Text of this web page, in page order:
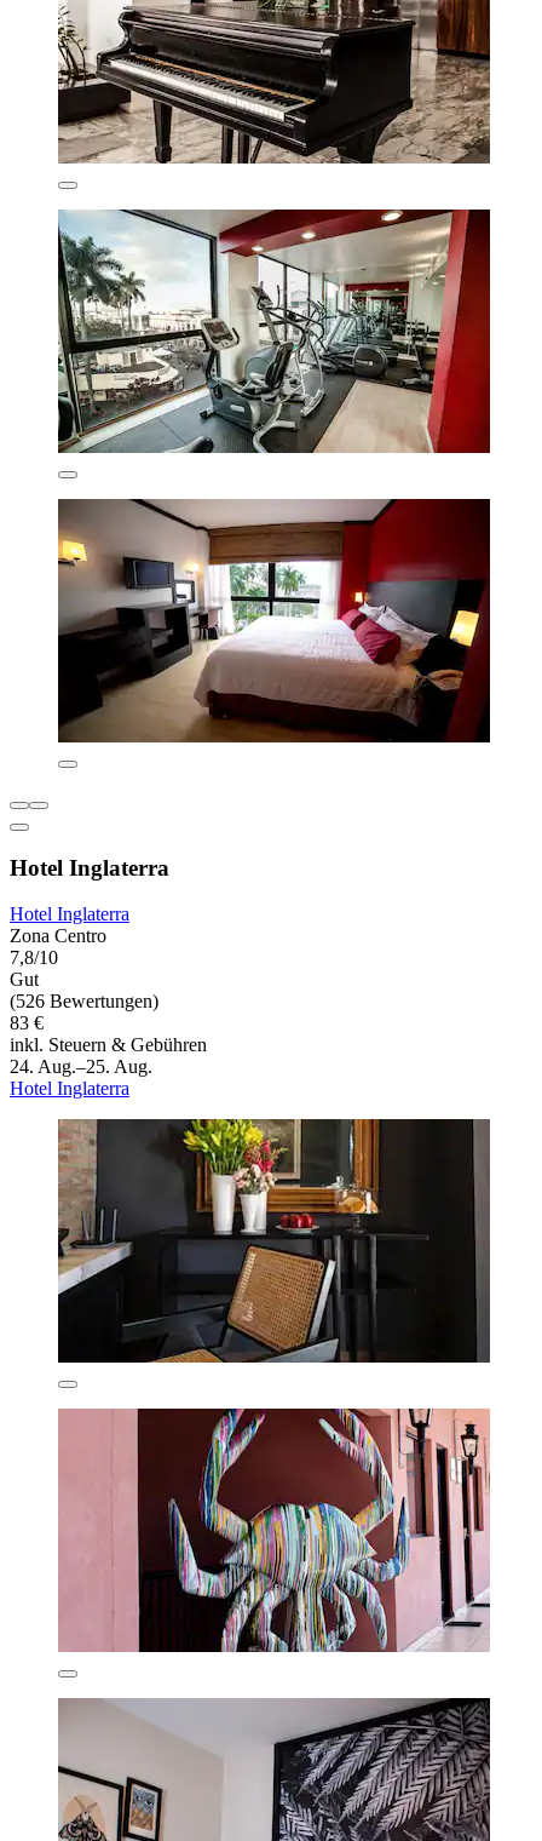
Hotel Inglaterra
Hotel Inglaterra
Zona Centro
7,8/10
Gut
(526 Bewertungen)
83 €
inkl. Steuern & Gebühren
24. Aug.–25. Aug.
Hotel Inglaterra